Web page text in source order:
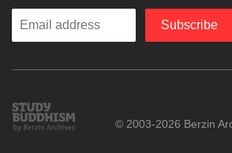
Enter
Subscribe
Study
Buddhism
© 2003-2026 Berzin